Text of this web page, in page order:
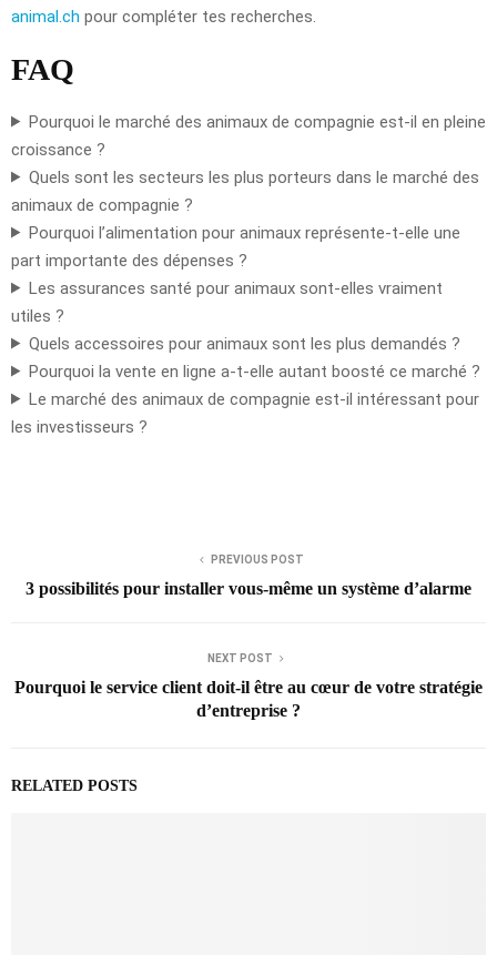
animal.ch pour compléter tes recherches.
FAQ
Pourquoi le marché des animaux de compagnie est-il en pleine
croissance ?
Quels sont les secteurs les plus porteurs dans le marché des
animaux de compagnie ?
Pourquoi l’alimentation pour animaux représente-t-elle une
part importante des dépenses ?
Les assurances santé pour animaux sont-elles vraiment
utiles ?
Quels accessoires pour animaux sont les plus demandés ?
Pourquoi la vente en ligne a-t-elle autant boosté ce marché ?
Le marché des animaux de compagnie est-il intéressant pour
les investisseurs ?
PREVIOUS POST
3 possibilités pour installer vous-même un système d’alarme
NEXT POST
Pourquoi le service client doit-il être au cœur de votre stratégie
d’entreprise ?
RELATED POSTS